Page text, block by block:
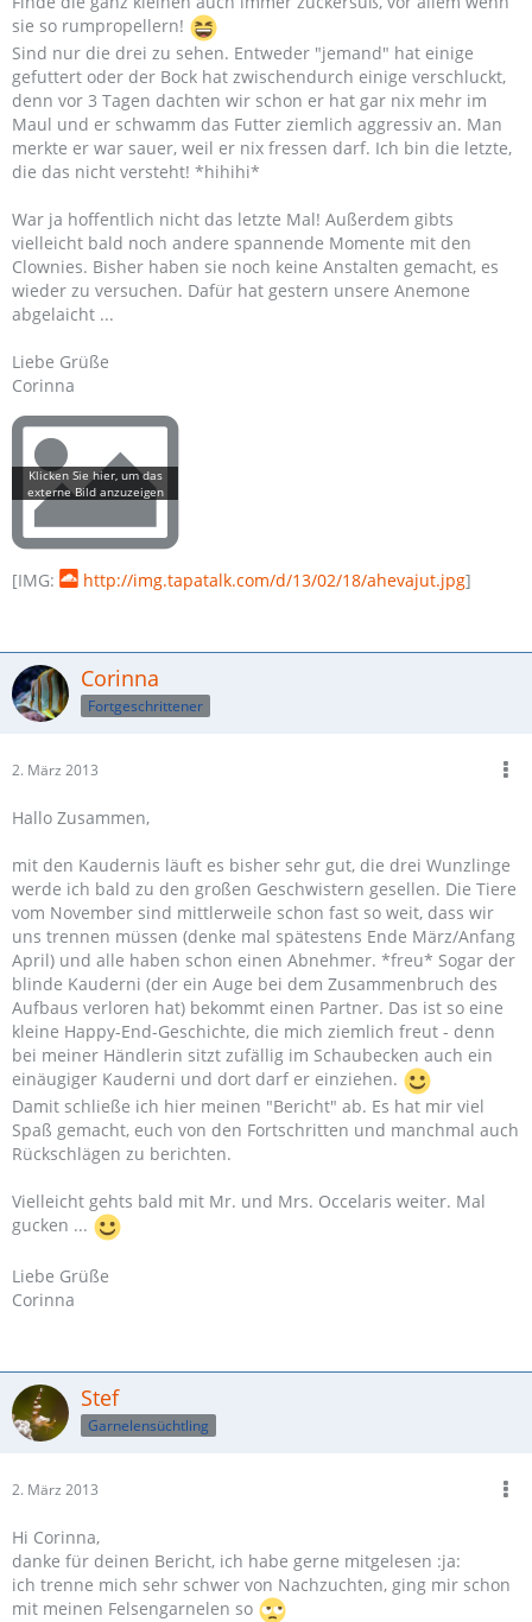
sie so rumpropellern!
Sind nur die drei zu sehen. Entweder "jemand" hat einige
gefuttert oder der Bock hat zwischendurch einige verschluckt,
denn vor 3 Tagen dachten wir schon er hat gar nix mehr im
Maul und er schwamm das Futter ziemlich aggressiv an. Man
merkte er war sauer, weil er nix fressen darf. Ich bin die letzte,
die das nicht versteht! *hihihi*
War ja hoffentlich nicht das letzte Mal! Außerdem gibts
vielleicht bald noch andere spannende Momente mit den
Clownies. Bisher haben sie noch keine Anstalten gemacht, es
wieder zu versuchen. Dafür hat gestern unsere Anemone
abgelaicht ...
Liebe Grüße
Corinna
[IMG: http://img.tapatalk.com/d/13/02/18/ahevajut.jpg]
Corinna
Fortgeschrittener
2. März 2013
Hallo Zusammen,
mit den Kaudernis läuft es bisher sehr gut, die drei Wunzlinge
werde ich bald zu den großen Geschwistern gesellen. Die Tiere
vom November sind mittlerweile schon fast so weit, dass wir
uns trennen müssen (denke mal spätestens Ende März/Anfang
April) und alle haben schon einen Abnehmer. *freu* Sogar der
blinde Kauderni (der ein Auge bei dem Zusammenbruch des
Aufbaus verloren hat) bekommt einen Partner. Das ist so eine
kleine Happy-End-Geschichte, die mich ziemlich freut - denn
bei meiner Händlerin sitzt zufällig im Schaubecken auch ein
einäugiger Kauderni und dort darf er einziehen.
Damit schließe ich hier meinen "Bericht" ab. Es hat mir viel
Spaß gemacht, euch von den Fortschritten und manchmal auch
Rückschlägen zu berichten.
Vielleicht gehts bald mit Mr. und Mrs. Occelaris weiter. Mal
gucken ...
Liebe Grüße
Corinna
Stef
Garnelensüchtling
2. März 2013
Hi Corinna,
danke für deinen Bericht, ich habe gerne mitgelesen :ja:
ich trenne mich sehr schwer von Nachzuchten, ging mir schon
mit meinen Felsengarnelen so